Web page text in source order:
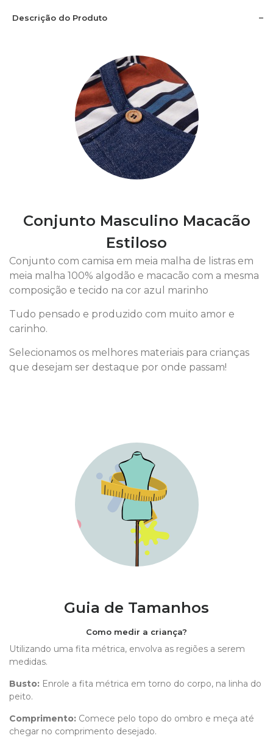
Descrição do Produto
Conjunto Masculino Macacão
Estiloso
Conjunto com camisa em meia malha de listras em
meia malha 100% algodão e macacão com a mesma
composição e tecido na cor azul marinho
Tudo pensado e produzido com muito amor e
carinho.
Selecionamos os melhores materiais para crianças
que desejam ser destaque por onde passam!
Guia de Tamanhos
Como medir a criança?
Utilizando uma fita métrica, envolva as regiões a serem
medidas.
Busto: Enrole a fita métrica em torno do corpo, na linha do
peito.
Comprimento: Comece pelo topo do ombro e meça até
chegar no comprimento desejado.